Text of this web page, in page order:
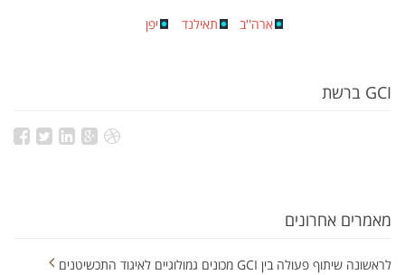
ארה''ב תאילנד יפן
GCI ברשת
מאמרים אחרונים
לראשונה שיתוף פעולה בין GCI מכונים גמולוגיים לאיגוד התכשיטנים